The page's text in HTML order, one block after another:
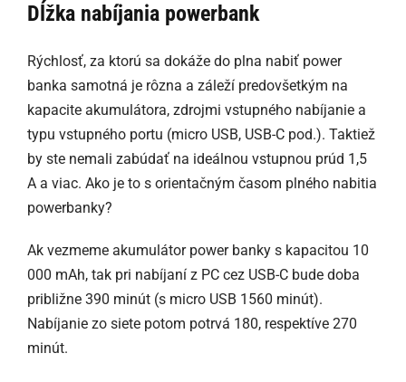
Dĺžka nabíjania powerbank
Rýchlosť, za ktorú sa dokáže do plna nabiť power
banka samotná je rôzna a záleží predovšetkým na
kapacite akumulátora, zdrojmi vstupného nabíjanie a
typu vstupného portu (micro USB, USB-C pod.). Taktiež
by ste nemali zabúdať na ideálnou vstupnou prúd 1,5
A a viac. Ako je to s orientačným časom plného nabitia
powerbanky?
Ak vezmeme akumulátor power banky s kapacitou 10
000 mAh, tak pri nabíjaní z PC cez USB-C bude doba
približne 390 minút (s micro USB 1560 minút).
Nabíjanie zo siete potom potrvá 180, respektíve 270
minút.